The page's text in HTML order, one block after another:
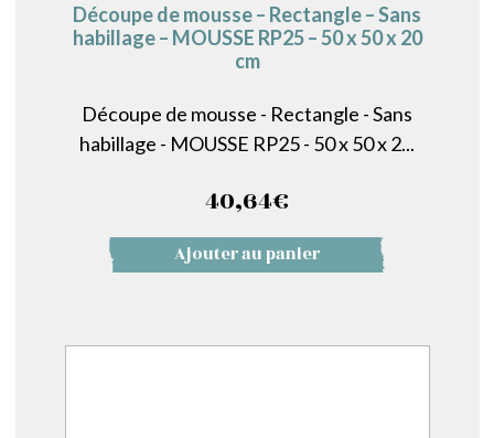
Découpe de mousse – Rectangle – Sans
habillage – MOUSSE RP25 – 50 x 50 x 20
cm
Découpe de mousse - Rectangle - Sans
habillage - MOUSSE RP25 - 50 x 50 x 2...
40,64€
Ajouter au panier